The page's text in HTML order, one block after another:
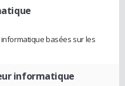
basées sur les
informatique